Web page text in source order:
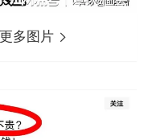
多图片